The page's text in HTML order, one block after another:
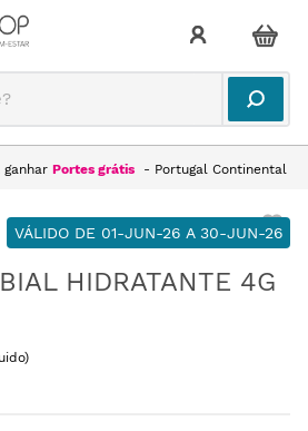
ganhar Portes grátis - Portugal Continental
VÁLIDO DE 01-JUN-26 A 30-JUN-26
HIDRATANTE 4G